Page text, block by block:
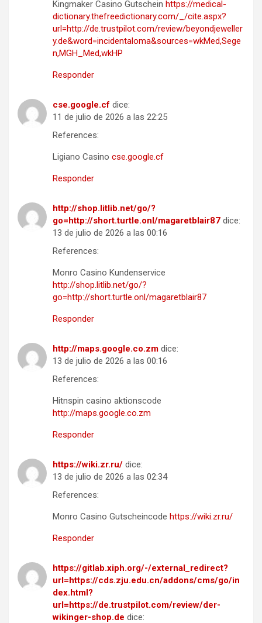
Kingmaker Casino Gutschein https://medical-
dictionary.thefreedictionary.com/_/cite.aspx?
url=http://de.trustpilot.com/review/beyondjeweller
y.de&word=incidentaloma&sources=wkMed,Sege
n,MGH_Med,wkHP
Responder
cse.google.cf dice:
11 de julio de 2026 a las 22:25
References:
Ligiano Casino cse.google.cf
Responder
http://shop.litlib.net/go/?
go=http://short.turtle.onl/magaretblair87 dice:
13 de julio de 2026 a las 00:16
References:
Monro Casino Kundenservice
http://shop.litlib.net/go/?
go=http://short.turtle.onl/magaretblair87
Responder
http://maps.google.co.zm dice:
13 de julio de 2026 a las 00:16
References:
Hitnspin casino aktionscode
http://maps.google.co.zm
Responder
https://wiki.zr.ru/ dice:
13 de julio de 2026 a las 02:34
References:
Monro Casino Gutscheincode https://wiki.zr.ru/
Responder
https://gitlab.xiph.org/-/external_redirect?
url=https://cds.zju.edu.cn/addons/cms/go/in
dex.html?
url=https://de.trustpilot.com/review/der-
wikinger-shop.de dice: